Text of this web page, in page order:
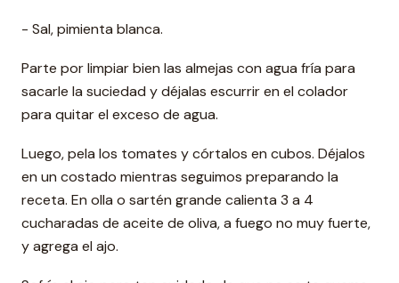
- Sal, pimienta blanca.
Parte por limpiar bien las almejas con agua fría para
sacarle la suciedad y déjalas escurrir en el colador
para quitar el exceso de agua.
Luego, pela los tomates y córtalos en cubos. Déjalos
en un costado mientras seguimos preparando la
receta. En olla o sartén grande calienta 3 a 4
cucharadas de aceite de oliva, a fuego no muy fuerte,
y agrega el ajo.